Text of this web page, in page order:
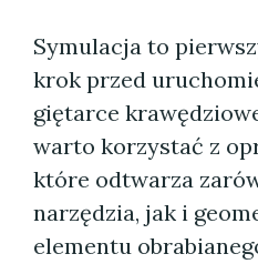
Symulacja to
krok przed
giętarce
warto korzystać z
które odtwarza
narzędzia, jak i
elementu